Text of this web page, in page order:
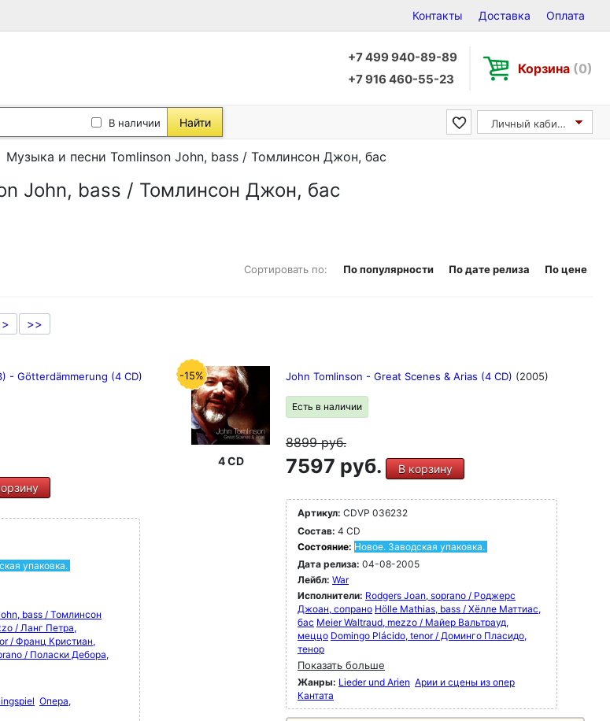
Контакты Доставка Оплата
+7 499 940-89-89
+7 916 460-55-23
Корзина (0)
В наличии Найти Личный кабинет
Музыка и песни Tomlinson John, bass / Томлинсон Джон, бас
John, bass / Томлинсон Джон, бас
Сортировать по: По популярности По дате релиза По цене
>>
- Götterdämmerung (4 CD)
упаковка.
bass / Томлинсон
/ Ланг Петра,
/ Франц Кристиан,
/ Поласки Дебора,
Опера,
-15%
4 CD
John Tomlinson - Great Scenes & Arias (4 CD) (2005)
Есть в наличии
8899руб.
7597 руб. В корзину
Артикул: CDVP 036232
Состав: 4 CD
Состояние: Новое. Заводская упаковка.
Дата релиза: 04-08-2005
Лейбл: War
Исполнители: Rodgers Joan, soprano / Роджерс
Джоан, сопрано Hölle Mathias, bass / Хёлле Маттиас,
бас Meier Waltraud, mezzo / Майер Вальтрауд,
меццо Domingo Plácido, tenor / Доминго Пласидо,
тенор
Показать больше
Жанры: Lieder und Arien Арии и сцены из опер
Кантата